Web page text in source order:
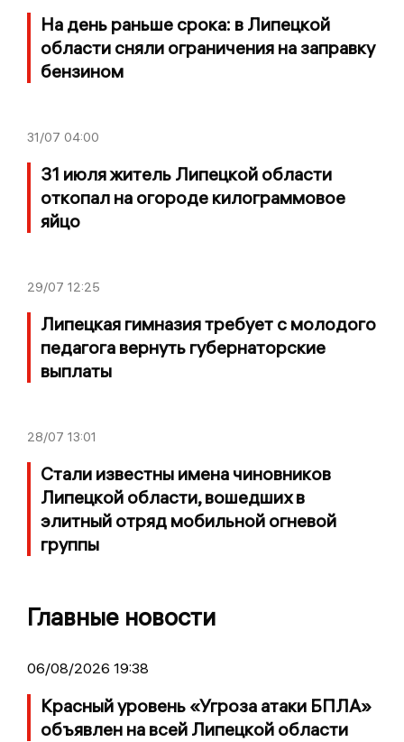
На день раньше срока: в Липецкой
области сняли ограничения на заправку
бензином
31/07 04:00
31 июля житель Липецкой области
откопал на огороде килограммовое
яйцо
29/07 12:25
Липецкая гимназия требует с молодого
педагога вернуть губернаторские
выплаты
28/07 13:01
Стали известны имена чиновников
Липецкой области, вошедших в
элитный отряд мобильной огневой
группы
Главные новости
06/08/2026 19:38
Красный уровень «Угроза атаки БПЛА»
объявлен на всей Липецкой области